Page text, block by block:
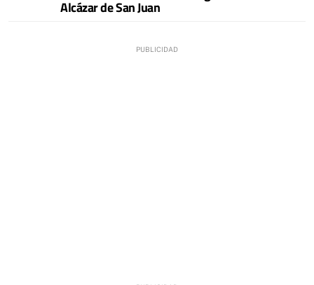
Alcázar de San Juan